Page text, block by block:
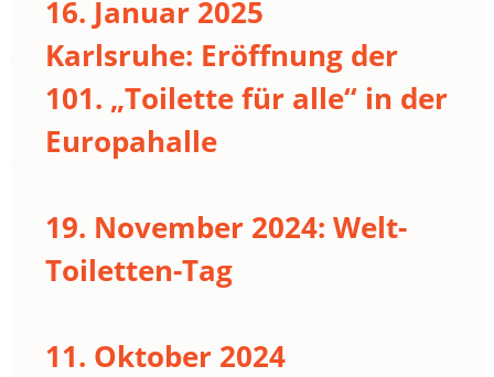
16. Januar 2025
Karlsruhe: Eröffnung der
101. „Toilette für alle“ in der
Europahalle
19. November 2024: Welt-
Toiletten-Tag
11. Oktober 2024